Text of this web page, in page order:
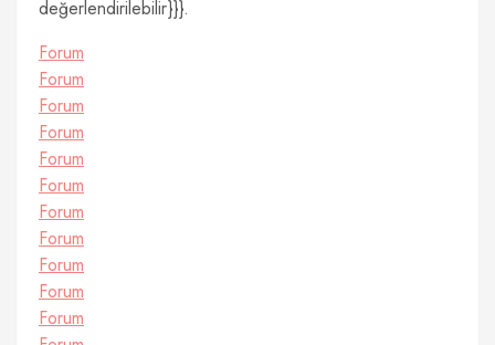
değerlendirilebilir}}}.
Forum
Forum
Forum
Forum
Forum
Forum
Forum
Forum
Forum
Forum
Forum